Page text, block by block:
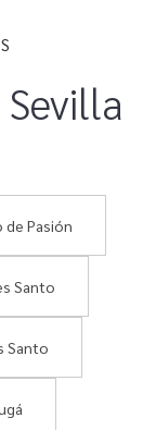
de Pasión
Santo
Santo